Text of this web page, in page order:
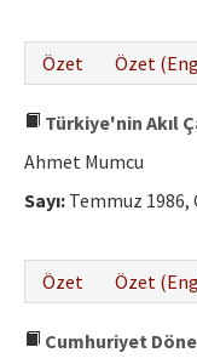
Özet
Özet
Türkiye'nin Akıl
Ahmet Mumcu
Sayı: Temmuz 1986,
Özet
Özet
Cumhuriyet